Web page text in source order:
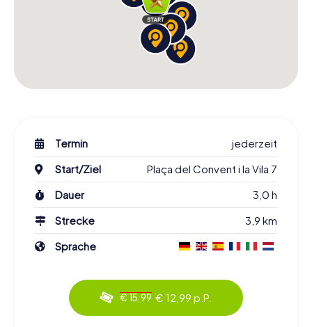
Termin
jederzeit
Start/Ziel
Plaça del Convent i la Vila 7
Dauer
3,0 h
Strecke
3,9 km
Sprache
€ 15,99 € 12,99 p.P.